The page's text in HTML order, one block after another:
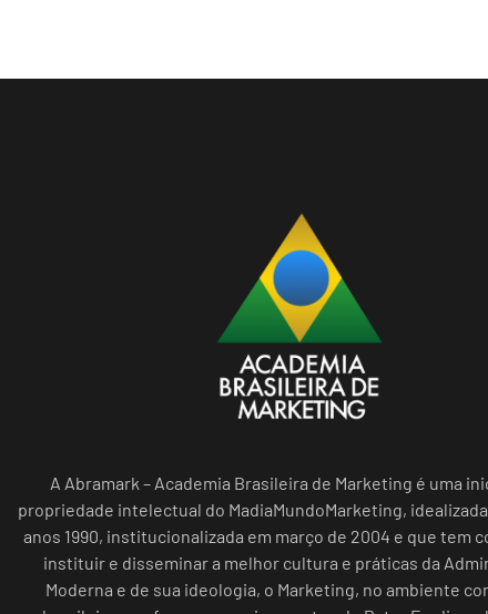
A Abramark – Academia Brasileira de Marketing é uma
propriedade intelectual do MadiaMundoMarketing,
anos 1990, institucionalizada em março de 2004 e que tem
instituir e disseminar a melhor cultura e práticas da
Moderna e de sua ideologia, o Marketing, no ambiente